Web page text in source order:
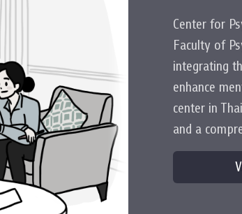
Center for
Faculty of
integrating
enhance
center in
and a